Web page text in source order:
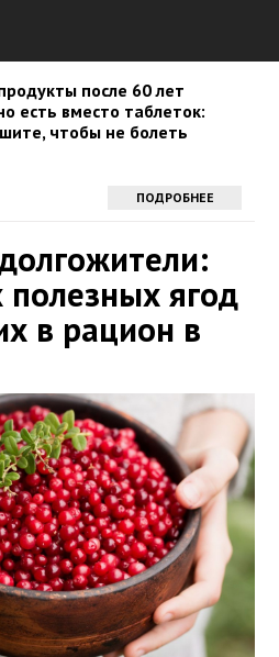
после 60 лет
есть вместо таблеток:
чтобы не болеть
ПОДРОБНЕЕ
ягод
в рацион в